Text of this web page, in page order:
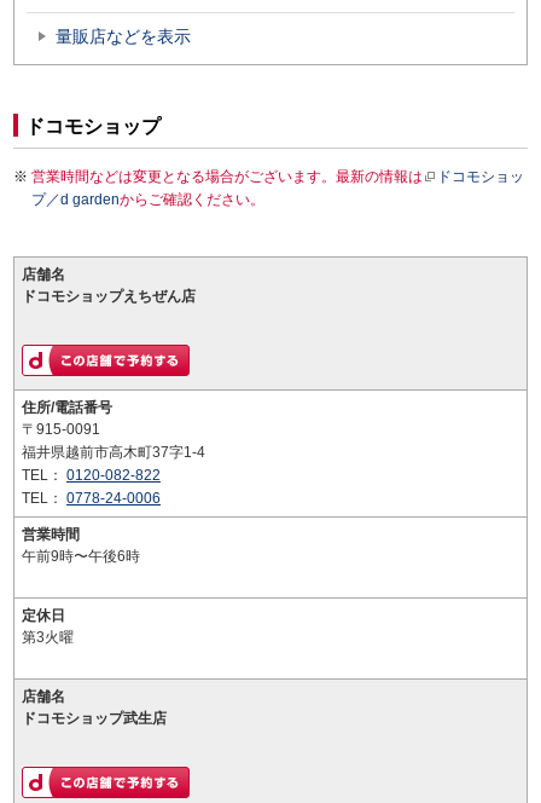
量販店などを表示
ドコモショップ
営業時間などは変更となる場合がございます。最新の情報は
ドコモショッ
プ／d gardenからご確認ください。
店舗名
ドコモショップえちぜん店
住所/電話番号
〒915-0091
福井県越前市高木町37字1-4
TEL： 0120-082-822
TEL： 0778-24-0006
営業時間
午前9時〜午後6時
定休日
第3火曜
店舗名
ドコモショップ武生店